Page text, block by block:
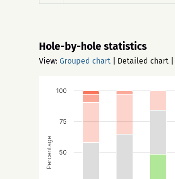
Hole-by-hole statistics
View: Grouped chart Detailed chart
Percentage 50
75
100